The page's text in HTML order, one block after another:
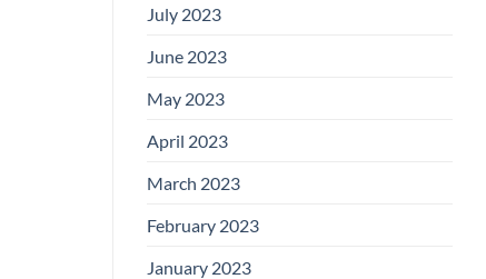
July 2023
June 2023
May 2023
April 2023
March 2023
February 2023
January 2023